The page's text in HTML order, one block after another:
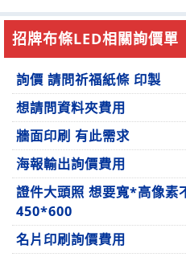
招牌布條LED相關詢價單
詢價 請問祈福紙條 印製
想請問資料夾費用
牆面印刷 有此需求
海報輸出詢價費用
證件大頭照 想要寬*高像素
450*600
名片印刷詢價費用